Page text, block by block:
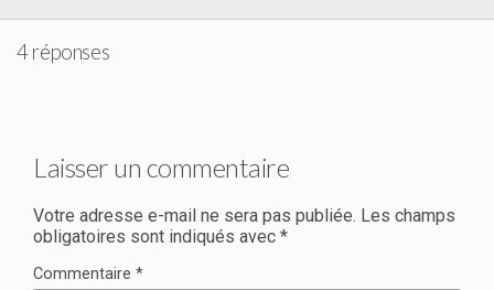
4 réponses
Laisser un commentaire
Votre adresse e-mail ne sera pas publiée. Les champs
obligatoires sont indiqués avec *
Commentaire *